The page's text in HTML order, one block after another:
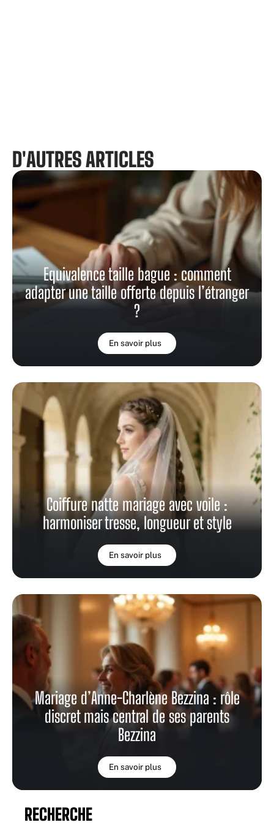
D'AUTRES ARTICLES
Equivalence taille bague : comment
adapter une taille offerte depuis l’étranger
?
En savoir plus
Coiffure natte mariage avec voile :
harmoniser tresse, longueur et style
En savoir plus
Mariage d’Anne-Charlène Bezzina : rôle
discret mais central de ses parents
Bezzina
En savoir plus
RECHERCHE